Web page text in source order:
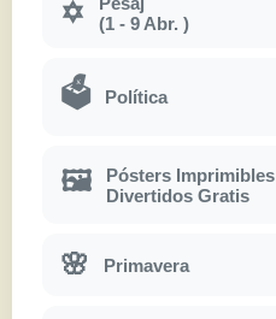
✡
(1 - 9 Abr. )
🗳 Política
🖼
Pósters Imprimibles
Divertidos Gratis
🌸 Primavera